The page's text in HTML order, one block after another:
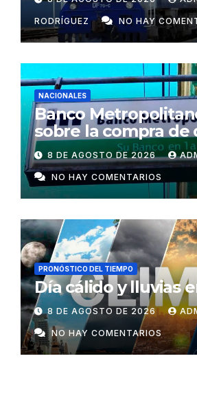
RODRÍGUEZ NO HAY
NACIONALES
Banco
sobre la compra de
para cooperativas y
privadas en Cuba
8 DE AGOSTO DE 2026
NO HAY COMENTARIOS
PRONÓSTICO DEL TIEMPO
Día cálido y lluvias
8 DE AGOSTO DE 2026
NO HAY COMENTARIOS